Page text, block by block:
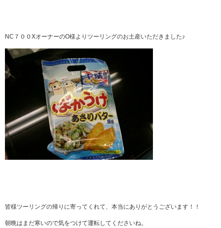
NC７００XオーナーのO様よりツーリングのお土産いただきました♪
皆様ツーリングの帰りに寄ってくれて、本当にありがとうございます！！
朝晩はまだ寒いので気をつけて運転してくださいね。